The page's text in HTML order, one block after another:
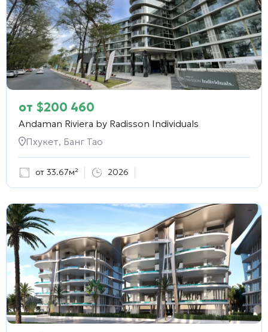
от $200 460
Andaman Riviera by Radisson Individuals
Пхукет, Банг Тао
от 33.67м² 2026